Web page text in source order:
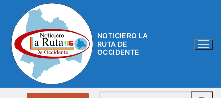
contenido
NOTICIERO LA
RUTA DE
OCCIDENTE